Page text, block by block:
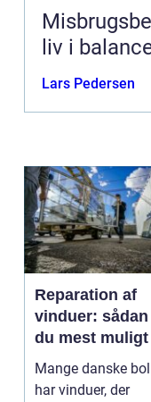
liv i
Lars Pedersen
Reparation af
vinduer:
du mest
af dine gamle
rammer
Mange danske
har vinduer, der